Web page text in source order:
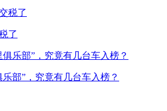
了
部”，究竟有几台车入榜？